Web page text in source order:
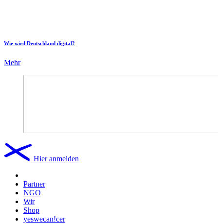
Wie wird Deutschland digital?
Mehr
Hier anmelden
Partner
NGO
Wir
Shop
yeswecan!cer